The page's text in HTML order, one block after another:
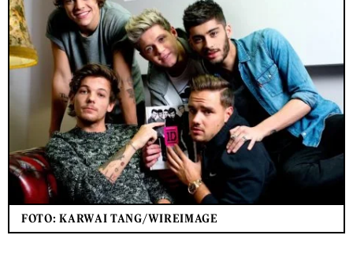
FOTO: KARWAI TANG/WIREIMAGE